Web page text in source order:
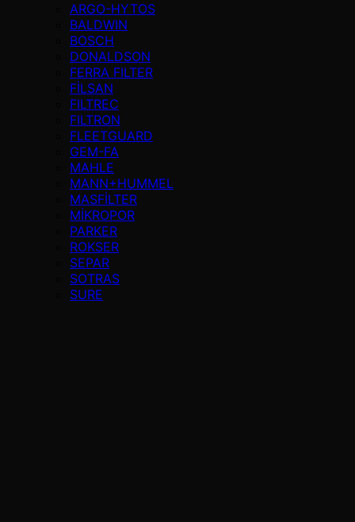
ARGO-HYTOS
BALDWIN
BOSCH
DONALDSON
FERRA FILTER
FİLSAN
FILTREC
FILTRON
FLEETGUARD
GEM-FA
MAHLE
MANN+HUMMEL
MASFİLTER
MİKROPOR
PARKER
ROKSER
SEPAR
SOTRAS
SURE